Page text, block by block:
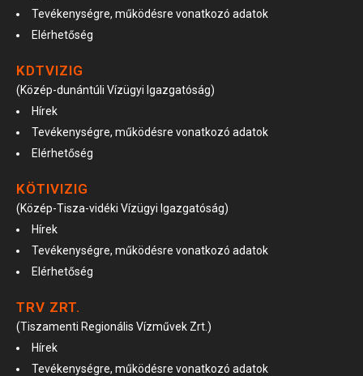
Tevékenységre, működésre vonatkozó adatok
Elérhetőség
KDTVIZIG
(Közép-dunántúli Vízügyi Igazgatóság)
Hírek
Tevékenységre, működésre vonatkozó adatok
Elérhetőség
KÖTIVIZIG
(Közép-Tisza-vidéki Vízügyi Igazgatóság)
Hírek
Tevékenységre, működésre vonatkozó adatok
Elérhetőség
TRV ZRT.
(Tiszamenti Regionális Vízművek Zrt.)
Hírek
Tevékenységre, működésre vonatkozó adatok